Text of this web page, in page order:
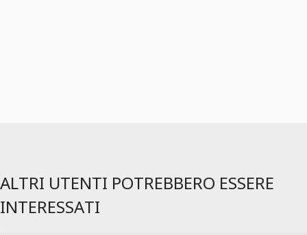
ALTRI UTENTI POTREBBERO ESSERE
INTERESSATI